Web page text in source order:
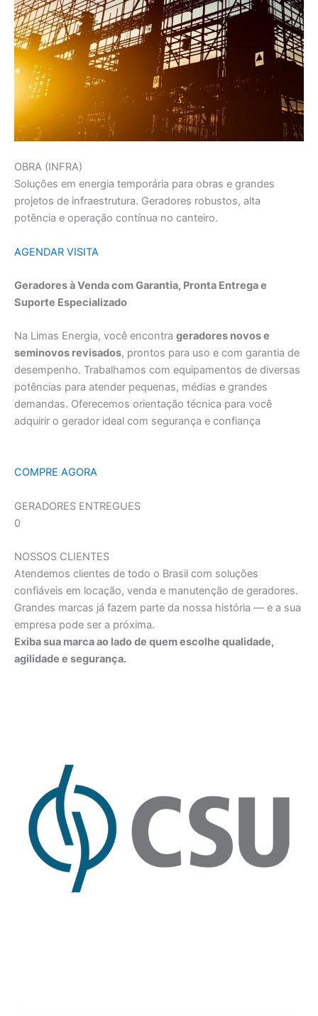
OBRA (INFRA)
Soluções em energia temporária para obras e grandes
projetos de infraestrutura. Geradores robustos, alta
potência e operação contínua no canteiro.
AGENDAR VISITA
Geradores à Venda com Garantia, Pronta Entrega e
Suporte Especializado
Na Limas Energia, você encontra geradores novos e
seminovos revisados, prontos para uso e com garantia de
desempenho. Trabalhamos com equipamentos de diversas
potências para atender pequenas, médias e grandes
demandas. Oferecemos orientação técnica para você
adquirir o gerador ideal com segurança e confiança
COMPRE AGORA
GERADORES ENTREGUES
0
NOSSOS CLIENTES
Atendemos clientes de todo o Brasil com soluções
confiáveis em locação, venda e manutenção de geradores.
Grandes marcas já fazem parte da nossa história — e a sua
empresa pode ser a próxima.
Exiba sua marca ao lado de quem escolhe qualidade,
agilidade e segurança.